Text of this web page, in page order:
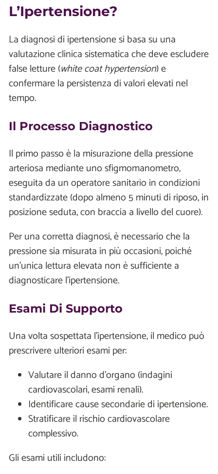
L’Ipertensione?
La diagnosi di ipertensione si basa su una
valutazione clinica sistematica che deve escludere
false letture (white coat hypertension) e
confermare la persistenza di valori elevati nel
tempo.
Il Processo Diagnostico
Il primo passo è la misurazione della pressione
arteriosa mediante uno sfigmomanometro,
eseguita da un operatore sanitario in condizioni
standardizzate (dopo almeno 5 minuti di riposo, in
posizione seduta, con braccia a livello del cuore).
Per una corretta diagnosi, è necessario che la
pressione sia misurata in più occasioni, poiché
un'unica lettura elevata non è sufficiente a
diagnosticare l'ipertensione.
Esami Di Supporto
Una volta sospettata l'ipertensione, il medico può
prescrivere ulteriori esami per:
Valutare il danno d'organo (indagini
cardiovascolari, esami renali).
Identificare cause secondarie di ipertensione.
Stratificare il rischio cardiovascolare
complessivo.
Gli esami utili includono: